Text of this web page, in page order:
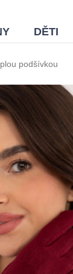
DĚTI
podšívkou